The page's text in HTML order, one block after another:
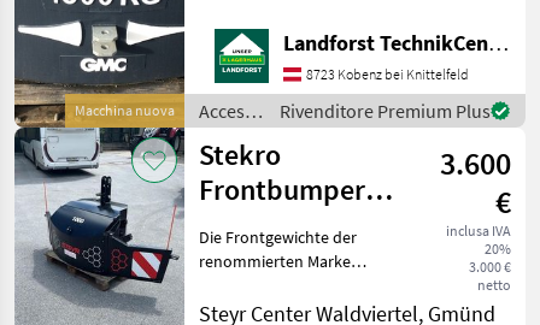
Macchina nuova
bitten wir Sie um vorherige
Kontaktaufnahme, falls Sie
eine unserer Maschinen
besichtigen
Landforst TechnikCenter Knittelfeld
8723 Kobenz bei Knittelfeld
Accessori
per
trattore
/
Sonstige
Rivenditore Premium Plus
Stekro
Frontbumper
1000kg
3.600
€
inclusa IVA
20%
3.000 €
netto
Die Frontgewichte der
renommierten Marke
hervorragende Qualität
Steyr Center Waldviertel, Gmünd